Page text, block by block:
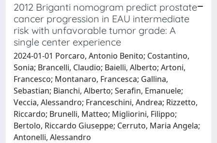
2012 Briganti nomogram predict prostate
cancer progression in EAU intermediate
risk with unfavorable tumor grade: A
single center experience
2024-01-01 Porcaro, Antonio Benito; Costantino,
Sonia; Brancelli, Claudio; Baielli, Alberto; Artoni,
Francesco; Montanaro, Francesca; Gallina,
Sebastian; Bianchi, Alberto; Serafin, Emanuele;
Veccia, Alessandro; Franceschini, Andrea; Rizzetto,
Riccardo; Brunelli, Matteo; Migliorini, Filippo;
Bertolo, Riccardo Giuseppe; Cerruto, Maria Angela;
Antonelli, Alessandro